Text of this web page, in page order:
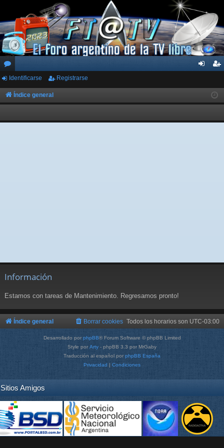
or
os
ar
ist
rs
Identificarse Registrarse
Índice general
Información
Estamos con tareas de Mantenimiento. Regresamos pronto!
Índice general Todos los horarios son UTC-03:00
Borrar cookies
Desarrollado por phpBB® Forum Software © phpBB Limited
Style por Arty - phpBB 3.3 por MrGaby
Traducción al español por phpBB España
Privacidad | Condiciones
Sitios Amigos